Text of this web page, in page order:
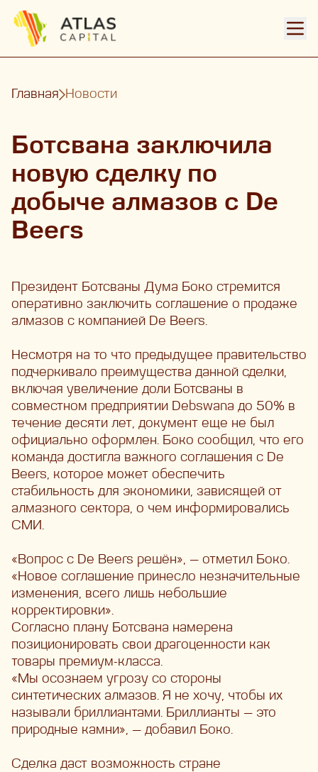
Главная Новости
Ботсвана заключила
новую сделку по
добыче алмазов с De
Beers
Президент Ботсваны Дума Боко стремится
оперативно заключить соглашение о продаже
алмазов с компанией De Beers.
Несмотря на то что предыдущее правительство
подчеркивало преимущества данной сделки,
включая увеличение доли Ботсваны в
совместном предприятии Debswana до 50% в
течение десяти лет, документ еще не был
официально оформлен. Боко сообщил, что его
команда достигла важного соглашения с De
Beers, которое может обеспечить
стабильность для экономики, зависящей от
алмазного сектора, о чем информировались
СМИ.
«Вопрос с De Beers решён», — отметил Боко.
«Новое соглашение принесло незначительные
изменения, всего лишь небольшие
корректировки».
Согласно плану Ботсвана намерена
позиционировать свои драгоценности как
товары премиум-класса.
«Мы осознаем угрозу со стороны
синтетических алмазов. Я не хочу, чтобы их
называли бриллиантами. Бриллианты — это
природные камни», — добавил Боко.
Сделка даст возможность стране